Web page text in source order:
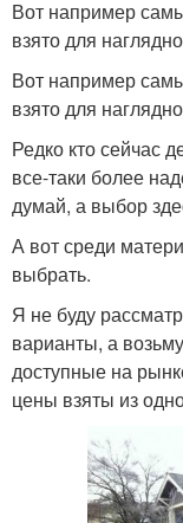
Вот например
взято для
Вот например
взято для
Редко кто сейчас
все-таки более
думай, а выбор
А вот среди
выбрать.
Я не буду
варианты, а
доступные на
цены взяты из